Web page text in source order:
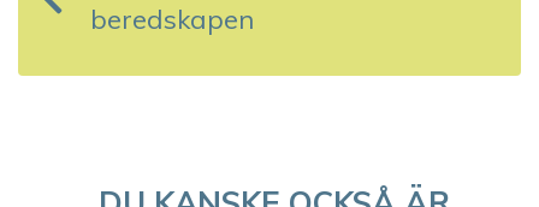
beredskapen